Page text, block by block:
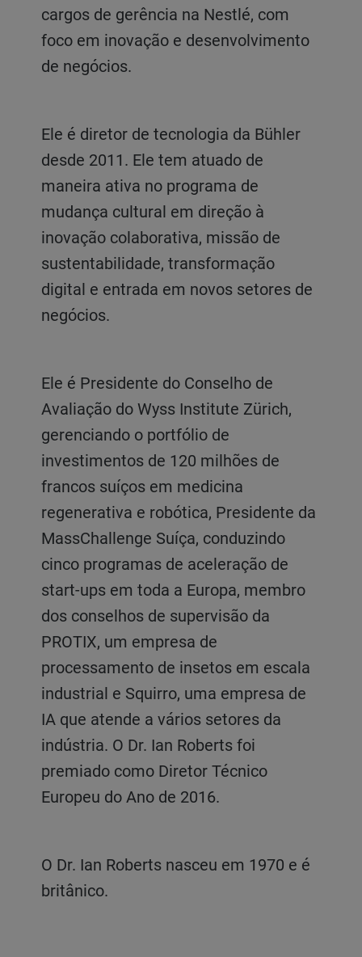
cargos de gerência na Nestlé, com
foco em inovação e desenvolvimento
de negócios.
Ele é diretor de tecnologia da Bühler
desde 2011. Ele tem atuado de
maneira ativa no programa de
mudança cultural em direção à
inovação colaborativa, missão de
sustentabilidade, transformação
digital e entrada em novos setores de
negócios.
Ele é Presidente do Conselho de
Avaliação do Wyss Institute Zürich,
gerenciando o portfólio de
investimentos de 120 milhões de
francos suíços em medicina
regenerativa e robótica, Presidente da
MassChallenge Suíça, conduzindo
cinco programas de aceleração de
start-ups em toda a Europa, membro
dos conselhos de supervisão da
PROTIX, um empresa de
processamento de insetos em escala
industrial e Squirro, uma empresa de
IA que atende a vários setores da
indústria. O Dr. Ian Roberts foi
premiado como Diretor Técnico
Europeu do Ano de 2016.
O Dr. Ian Roberts nasceu em 1970 e é
britânico.